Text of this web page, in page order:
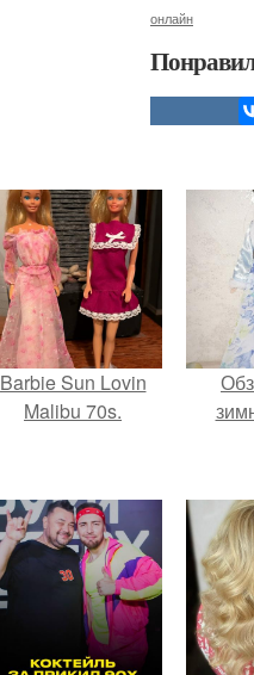
онлайн
Barbie Sun Lovin
Malibu 70s.